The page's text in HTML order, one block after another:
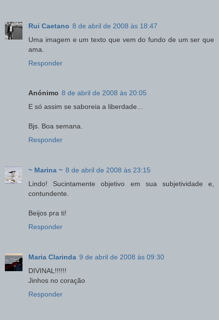
Rui Caetano 8 de abril de 2008 às 18:47
Uma imagem e um texto que vem do fundo de um ser que
ama.
Responder
Anónimo 8 de abril de 2008 às 20:05
E só assim se saboreia a liberdade...
Bjs. Boa semana.
Responder
~ Marina ~ 8 de abril de 2008 às 23:15
Lindo! Sucintamente objetivo em sua subjetividade e,
contundente.
Beijos pra ti!
Responder
Maria Clarinda 9 de abril de 2008 às 09:30
DIVINAL!!!!!!
Jinhos no coração
Responder